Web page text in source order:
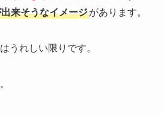
来そうなイメージがあります。
うれしい限りです。